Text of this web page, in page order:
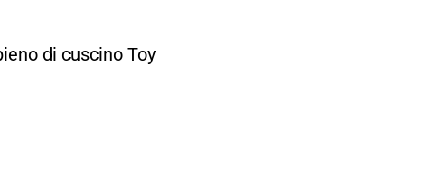
di cuscino Toy